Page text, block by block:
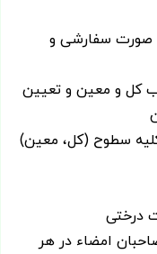
صورت سفارشی و
کل و معین و تعیین
سطوح (کل، معین)
درختی
امضاء در هر